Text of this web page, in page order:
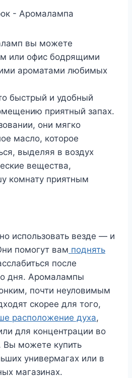
вы можете
или офис бодрящими
ароматами любимых
быстрый и удобный
приятный запах.
они мягко
масло, которое
выделяя в воздух
вещества,
комнату приятным
использовать везде — и
помогут вам поднять
после
дня. Аромалампы
почти неуловимым
скорее для того,
расположение духа,
для концентрации во
Вы можете купить
универмагах или в
магазинах.